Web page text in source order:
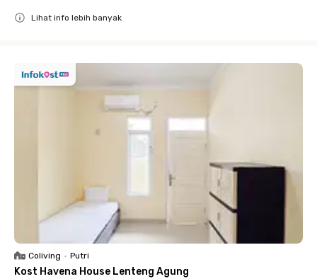
Lihat info lebih banyak
Coliving • Putri
Kost Havena House Lenteng Agung